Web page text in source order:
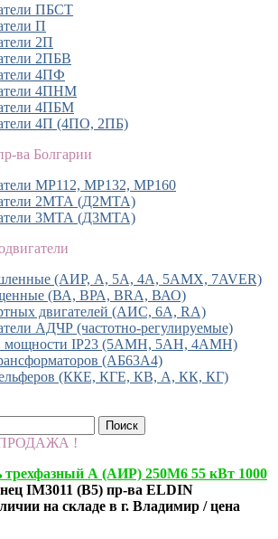
ПБСТ
П
2П
2ПБВ
4ПФ
4ПНМ
4ПБМ
4П (4ПО, 2ПБ)
ва Болгарии
MP112, МР132, MP160
2МТА (Д2МТА)
3МТА (Д3МТА)
(АИР, А, 5А, 4А, 5АМХ, 7AVER)
(ВА, ВРА, BRA, ВАО)
двигателей (АИС, 6А, RA)
АДЧР (частотно-регулируемые)
мощности IP23 (5АМН, 5АН, 4АМН)
(АБ63А4)
(ККЕ, КГЕ, КВ, А, КК, КГ)
!
трехфазный А (АИР) 250М6 55 кВт 1000
IM3011 (B5) пр-ва ELDIN
на складе в г. Владимир / цена